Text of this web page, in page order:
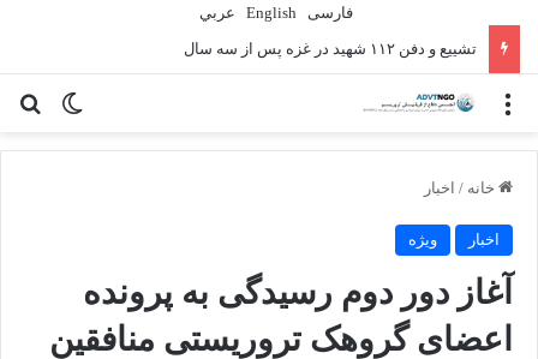
فارسی English
عربي
تشییع و دفن ۱۱۲ شهید در غزه پس از سه سال
تغییر منو
خانه / اخبار
اخبار ویژه
آغاز دور دوم رسیدگی به پرونده
اعضای گروهک تروریستی منافقین